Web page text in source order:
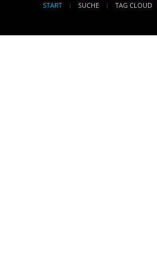
START SUCHE TAG CLOUD